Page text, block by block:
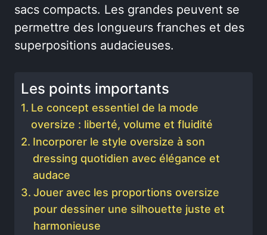
sacs compacts. Les grandes peuvent se
permettre des longueurs franches et des
superpositions audacieuses.
Les points importants
Le concept essentiel de la mode
oversize : liberté, volume et fluidité
Incorporer le style oversize à son
dressing quotidien avec élégance et
audace
Jouer avec les proportions oversize
pour dessiner une silhouette juste et
harmonieuse